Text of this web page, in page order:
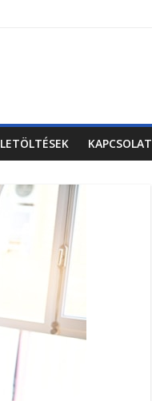
LETÖLTÉSEK KAPCSOLAT